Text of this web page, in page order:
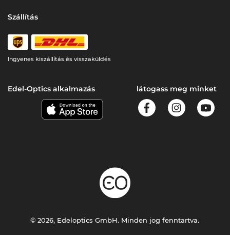
Szállítás
Ingyenes kiszállítás és visszaküldés
Edel-Optics alkalmazás látogass meg minket
© 2026, Edeloptics GmbH. Minden jog fenntartva.